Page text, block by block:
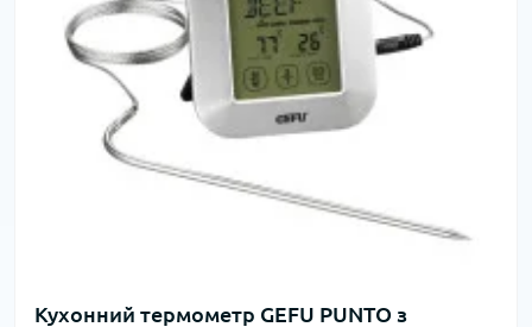
Кухонний термометр GEFU PUNTO з